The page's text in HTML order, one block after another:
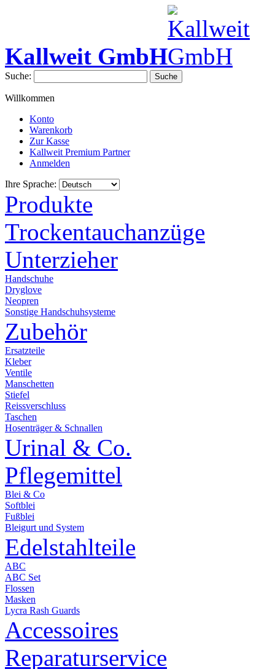
Kallweit GmbH
Suche: Suche
Willkommen
Konto
Warenkorb
Zur Kasse
Kallweit Premium Partner
Anmelden
Ihre Sprache:
Produkte
Trockentauchanzüge
Unterzieher
Handschuhe
Dryglove
Neopren
Sonstige Handschuhsysteme
Zubehör
Ersatzteile
Kleber
Ventile
Manschetten
Stiefel
Reissverschluss
Taschen
Hosenträger & Schnallen
Urinal & Co.
Pflegemittel
Blei & Co
Softblei
Fußblei
Bleigurt und System
Edelstahlteile
ABC
ABC Set
Flossen
Masken
Lycra Rash Guards
Accessoires
Reparaturservice